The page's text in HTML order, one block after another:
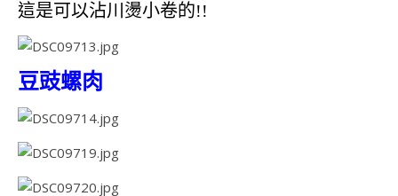
這是可以沾川燙小卷的!!
豆豉螺肉